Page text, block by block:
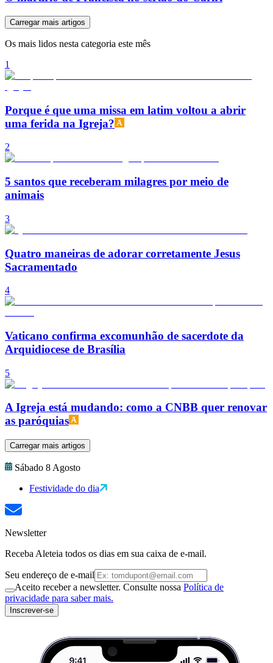
Carregar mais artigos
Os mais lidos nesta categoria este mês
1
Porque é que uma missa em latim voltou a abrir
uma ferida na Igreja?
2
5 santos que receberam milagres por meio de
animais
3
Quatro maneiras de adorar corretamente Jesus
Sacramentado
4
Vaticano confirma excomunhão de sacerdote da
Arquidiocese de Brasília
5
A Igreja está mudando: como a CNBB quer renovar
as paróquias
Carregar mais artigos
Sábado 8 Agosto
Festividade do dia
Newsletter
Receba Aleteia todos os dias em sua caixa de e-mail.
Seu endereço de e-mail
Aceito receber a newsletter. Consulte nossa Política de
privacidade para saber mais.
Inscrever-se